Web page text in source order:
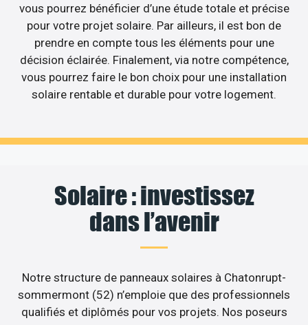
vous pourrez bénéficier d’une étude totale et précise
pour votre projet solaire. Par ailleurs, il est bon de
prendre en compte tous les éléments pour une
décision éclairée. Finalement, via notre compétence,
vous pourrez faire le bon choix pour une installation
solaire rentable et durable pour votre logement.
Solaire : investissez
dans l’avenir
Notre structure de panneaux solaires à Chatonrupt-
sommermont (52) n’emploie que des professionnels
qualifiés et diplômés pour vos projets. Nos poseurs